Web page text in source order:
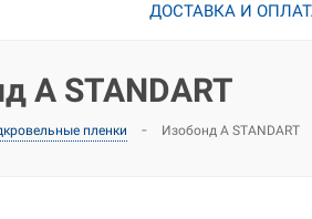
ДОСТАВКА И
A STANDART
пленки - Изобонд A STANDART